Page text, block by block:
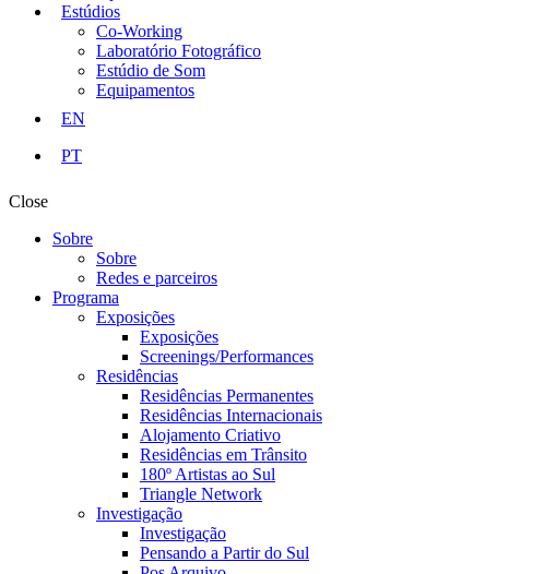
Estúdios
Co-Working
Laboratório Fotográfico
Estúdio de Som
Equipamentos
EN
PT
Close
Sobre
Sobre
Redes e parceiros
Programa
Exposições
Exposições
Screenings/Performances
Residências
Residências Permanentes
Residências Internacionais
Alojamento Criativo
Residências em Trânsito
180º Artistas ao Sul
Triangle Network
Investigação
Investigação
Pensando a Partir do Sul